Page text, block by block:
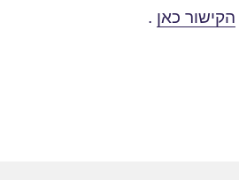
הקישור כאן .